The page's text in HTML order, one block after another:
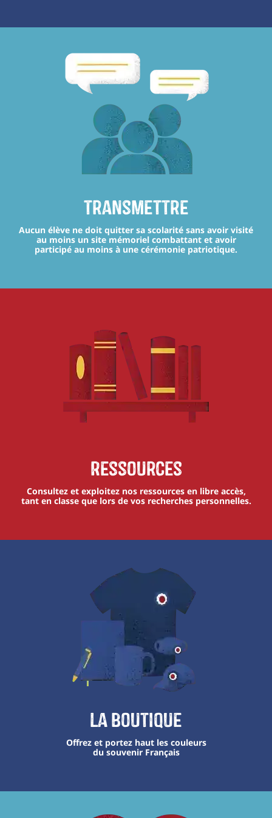
transmettre
Aucun élève ne doit quitter sa scolarité sans avoir visité
au moins un site mémoriel combattant et avoir
participé au moins à une cérémonie patriotique.
Ressources
Consultez et exploitez nos ressources en libre accès,
tant en classe que lors de vos recherches personnelles.
La boutique
Offrez et portez haut les couleurs
du souvenir Français